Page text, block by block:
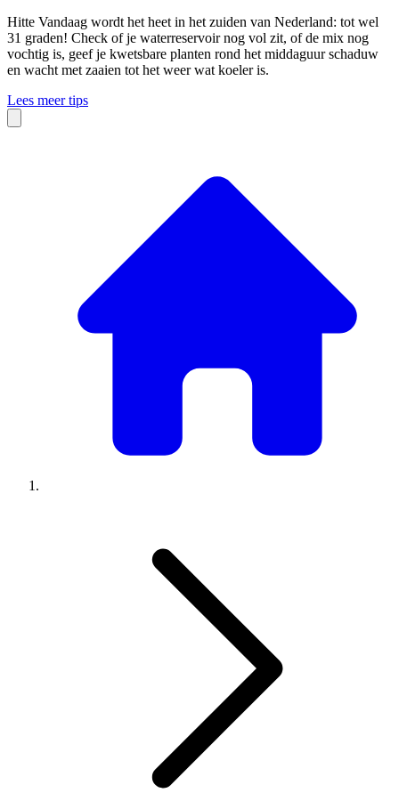
Hitte Vandaag wordt het heet in het zuiden van Nederland: tot wel
31 graden! Check of je waterreservoir nog vol zit, of de mix nog
vochtig is, geef je kwetsbare planten rond het middaguur schaduw
en wacht met zaaien tot het weer wat koeler is.
Lees meer tips